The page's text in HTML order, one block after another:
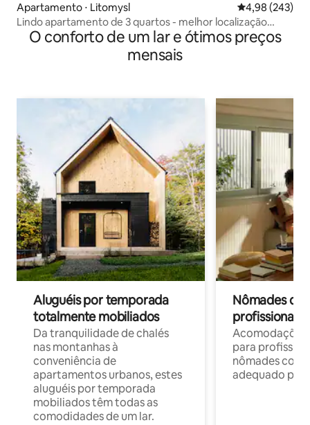
Apartamento ⋅ Litomysl 4,98 de uma
4,98 (243)
Lindo apartamento de 3 quartos - melhor localização
central
O conforto de um lar e ótimos preços
mensais
Aluguéis por temporada
totalmente mobiliados
Da tranquilidade de chalés
nas montanhas à
conveniência de
apartamentos urbanos, estes
aluguéis por temporada
mobiliados têm todas as
comodidades de um lar.
Nômades
profissionais
para
nômades com
adequado